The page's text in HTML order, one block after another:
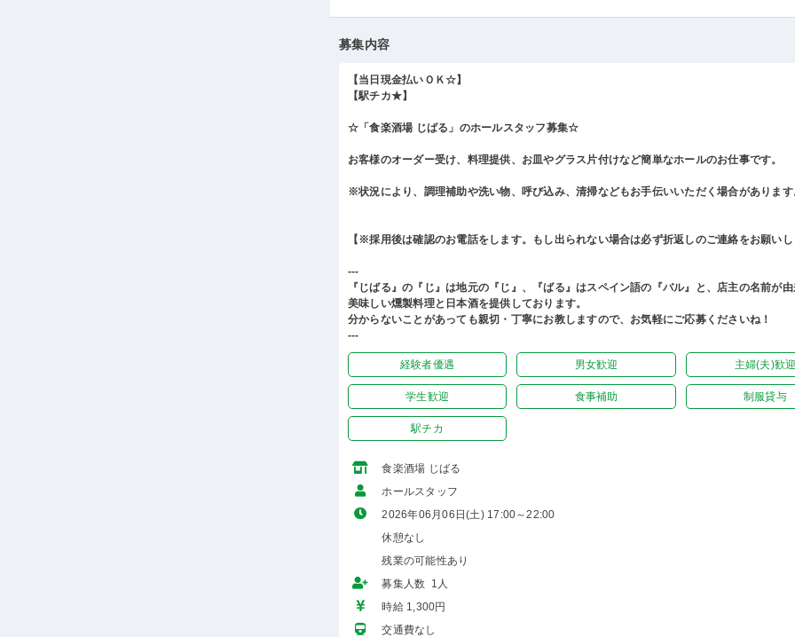
募集内容
【当日現金払いＯＫ☆】
【駅チカ★】
☆「食楽酒場 じばる」のホールスタッフ募集☆
お客様のオーダー受け、料理提供、お皿やグラス片付けなど簡単なホールのお仕事です。
※状況により、調理補助や洗い物、呼び込み、清掃などもお手伝いいただく場合があります
【※採用後は確認のお電話をします。もし出られない場合は必ず折返しのご連絡をお願い
---
『じばる』の『じ』は地元の『じ』、『ばる』はスペイン語の『バル』と、店主の名前が
美味しい燻製料理と日本酒を提供しております。
分からないことがあっても親切・丁寧にお教しますので、お気軽にご応募くださいね！
---
経験者優遇 男女歓迎 主婦(夫)歓
学生歓迎 食事補助 制服貸与
駅チカ
食楽酒場 じばる
ホールスタッフ
2026年06月06日(土) 17:00～22:00
休憩なし
残業の可能性あり
募集人数 1人
時給 1,300円
交通費なし